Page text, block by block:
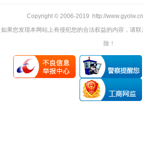
Copyright © 2006-2019 http://
如果您发现本网站上有侵犯您的合法权益的内容，请
除！